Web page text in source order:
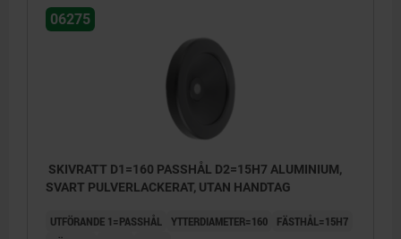
06275
SKIVRATT D1=160 PASSHÅL D2=15H7 ALUMINIUM,
SVART PULVERLACKERAT, UTAN HANDTAG
UTFÖRANDE 1=PASSHÅL YTTERDIAMETER=160
FÄSTHÅL=15H7